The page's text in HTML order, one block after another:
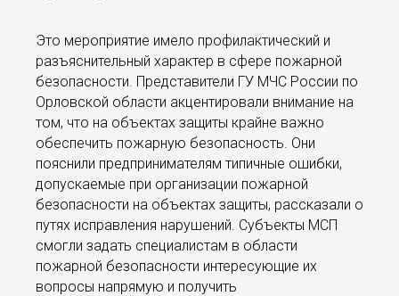
Это мероприятие имело профилактический и
разъяснительный характер в сфере пожарной
безопасности. Представители ГУ МЧС России по
Орловской области акцентировали внимание на
том, что на объектах защиты крайне важно
обеспечить пожарную безопасность. Они
пояснили предпринимателям типичные ошибки,
допускаемые при организации пожарной
безопасности на объектах защиты, рассказали о
путях исправления нарушений. Субъекты МСП
смогли задать специалистам в области
пожарной безопасности интересующие их
вопросы напрямую и получить